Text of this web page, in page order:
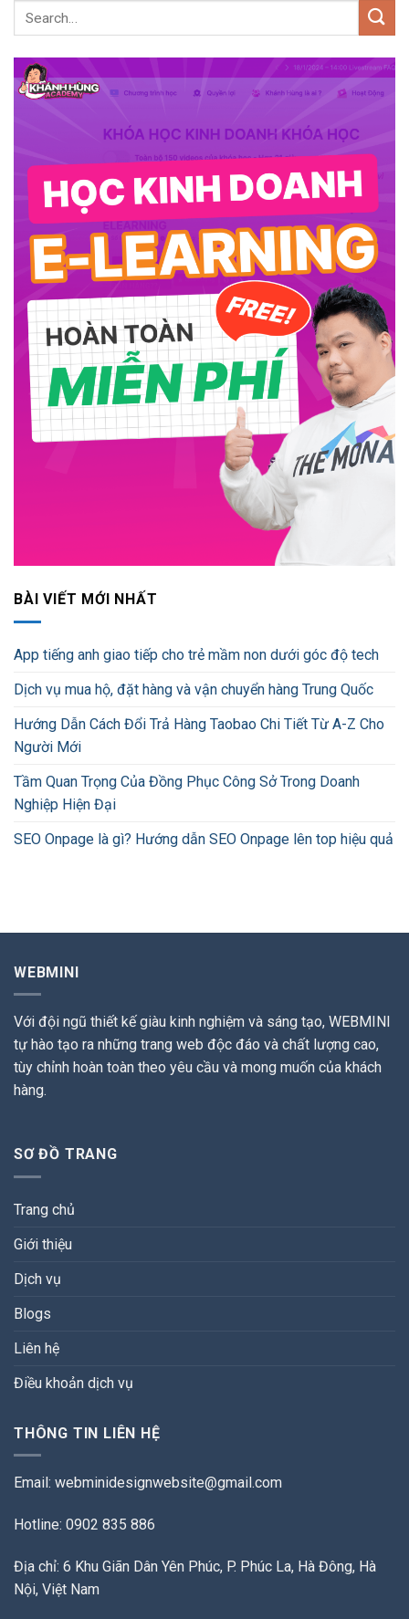
BÀI VIẾT MỚI NHẤT
App tiếng anh giao tiếp cho trẻ mầm non dưới góc độ tech
Dịch vụ mua hộ, đặt hàng và vận chuyển hàng Trung Quốc
Hướng Dẫn Cách Đổi Trả Hàng Taobao Chi Tiết Từ A-Z Cho
Người Mới
Tầm Quan Trọng Của Đồng Phục Công Sở Trong Doanh
Nghiệp Hiện Đại
SEO Onpage là gì? Hướng dẫn SEO Onpage lên top hiệu quả
WEBMINI
Với đội ngũ thiết kế giàu kinh nghiệm và sáng tạo, WEBMINI
tự hào tạo ra những trang web độc đáo và chất lượng cao,
tùy chỉnh hoàn toàn theo yêu cầu và mong muốn của khách
hàng.
SƠ ĐỒ TRANG
Trang chủ
Giới thiệu
Dịch vụ
Blogs
Liên hệ
Điều khoản dịch vụ
THÔNG TIN LIÊN HỆ
Email: webminidesignwebsite@gmail.com
Hotline: 0902 835 886
Địa chỉ: 6 Khu Giãn Dân Yên Phúc, P. Phúc La, Hà Đông, Hà
Nội, Việt Nam